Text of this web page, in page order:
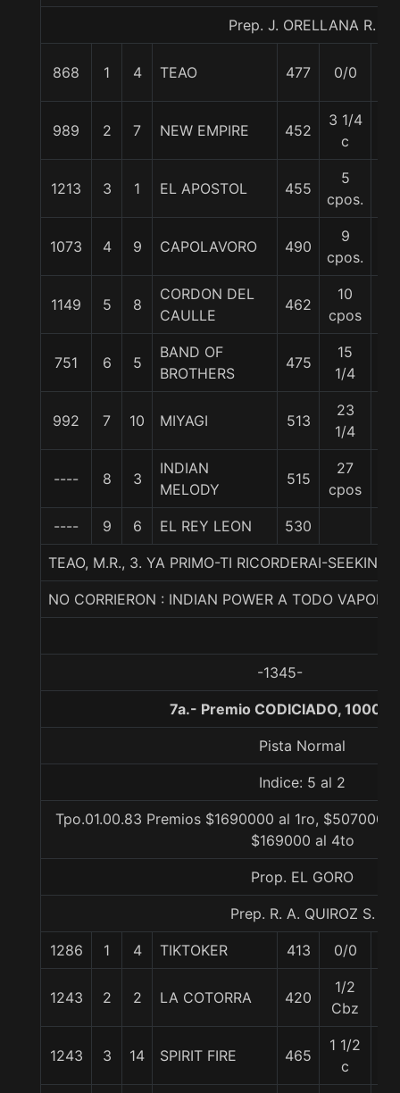
Prep. J. ORELLANA R.
868 1 4 TEAO 477 0/0
989 2 7 NEW EMPIRE 452
3 1/4
c
1213 3 1 EL APOSTOL 455
5
cpos.
1073 4 9 CAPOLAVORO 490
9
cpos.
1149 5 8
CORDON DEL
CAULLE
462
10
cpos
751 6 5
BAND OF
BROTHERS
475
15
1/4
992 7 10 MIYAGI 513
23
1/4
---- 8 3
INDIAN
MELODY
515
27
cpos
---- 9 6 EL REY LEON 530
TEAO, M.R., 3. YA PRIMO-TI RICORDERAI-SEEKING
NO CORRIERON : INDIAN POWER A TODO VAPOR
-1345-
7a.- Premio CODICIADO, 1000
Pista Normal
Indice: 5 al 2
Tpo.01.00.83 Premios $1690000 al 1ro, $507000
$169000 al 4to
Prop. EL GORO
Prep. R. A. QUIROZ S.
1286 1 4 TIKTOKER 413 0/0
1243 2 2 LA COTORRA 420
1/2
Cbz
1243 3 14 SPIRIT FIRE 465
1 1/2
c